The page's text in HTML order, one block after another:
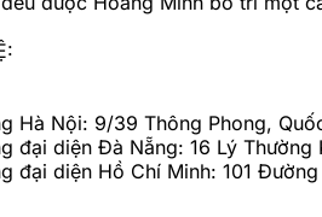
Hà Nội: 9/39 Thông Phong,
đại diện Đà Nẵng: 16 Lý
đại diện Hồ Chí Minh: 101